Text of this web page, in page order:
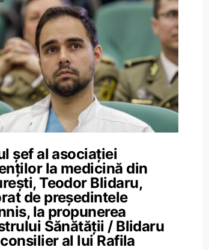
șef al asociației
la medicină din
Teodor Blidaru,
de președintele
la propunerea
Sănătății / Blidaru
al lui Rafila